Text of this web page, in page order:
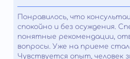
Понравилось, что
спокойно и без осуждения.
понятные рекомендации,
вопросы. Уже на приеме
Чувствуется опыт, человек